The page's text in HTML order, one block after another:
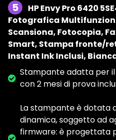
5
HP Envy Pro 6420
Fotografica
Scansiona, Fotocopia,
Smart, Stampa fronte/
Instant Ink Inclusi,
Stampante adatta per il
con 2 mesi di prova
La stampante è dotata
dinamica, soggetto ad
firmware: è progettata